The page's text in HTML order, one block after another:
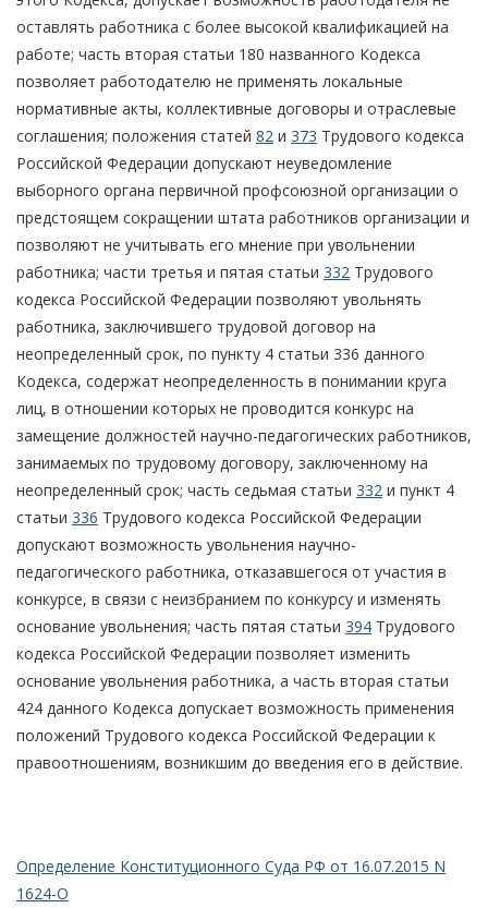
оставлять работника с более высокой квалификацией на
работе; часть вторая статьи 180 названного Кодекса
позволяет работодателю не применять локальные
нормативные акты, коллективные договоры и отраслевые
соглашения; положения статей 82 и 373 Трудового кодекса
Российской Федерации допускают неуведомление
выборного органа первичной профсоюзной организации о
предстоящем сокращении штата работников организации и
позволяют не учитывать его мнение при увольнении
работника; части третья и пятая статьи 332 Трудового
кодекса Российской Федерации позволяют увольнять
работника, заключившего трудовой договор на
неопределенный срок, по пункту 4 статьи 336 данного
Кодекса, содержат неопределенность в понимании круга
лиц, в отношении которых не проводится конкурс на
замещение должностей научно-педагогических работников,
занимаемых по трудовому договору, заключенному на
неопределенный срок; часть седьмая статьи 332 и пункт 4
статьи 336 Трудового кодекса Российской Федерации
допускают возможность увольнения научно-
педагогического работника, отказавшегося от участия в
конкурсе, в связи с неизбранием по конкурсу и изменять
основание увольнения; часть пятая статьи 394 Трудового
кодекса Российской Федерации позволяет изменить
основание увольнения работника, а часть вторая статьи
424 данного Кодекса допускает возможность применения
положений Трудового кодекса Российской Федерации к
правоотношениям, возникшим до введения его в действие.
Определение Конституционного Суда РФ от 16.07.2015 N
1624-О